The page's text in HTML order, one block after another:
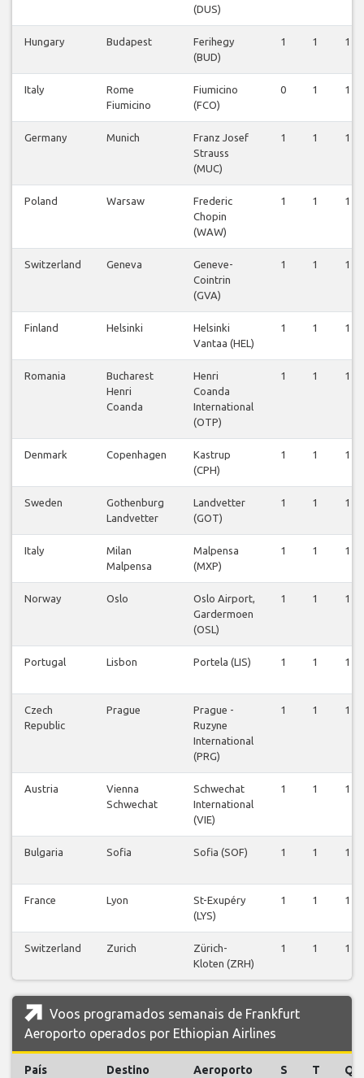
(DUS)
Hungary Budapest
Ferihegy
(BUD)
1 1 1
Italy
Rome
Fiumicino
Fiumicino
(FCO)
0 1 1
Germany Munich
Franz Josef
Strauss
(MUC)
1 1 1
Poland Warsaw
Frederic
Chopin
(WAW)
1 1 1
Switzerland Geneva
Geneve-
Cointrin
(GVA)
1 1 1
Finland Helsinki
Helsinki
Vantaa (HEL)
1 1 1
Romania
Bucharest
Henri
Coanda
Henri
Coanda
International
(OTP)
1 1 1
Denmark Copenhagen
Kastrup
(CPH)
1 1 1
Sweden
Gothenburg
Landvetter
Landvetter
(GOT)
1 1 1
Italy
Milan
Malpensa
Malpensa
(MXP)
1 1 1
Norway Oslo
Oslo Airport,
Gardermoen
(OSL)
1 1 1
Portugal Lisbon Portela (LIS) 1 1 1
Czech
Republic
Prague
Prague -
Ruzyne
International
(PRG)
1 1 1
Austria
Vienna
Schwechat
Schwechat
International
(VIE)
1 1 1
Bulgaria Sofia Sofia (SOF) 1 1 1
France Lyon
St-Exupéry
(LYS)
1 1 1
Switzerland Zurich
Zürich-
Kloten (ZRH)
1 1 1
Voos programados semanais de Frankfurt
Aeroporto operados por Ethiopian Airlines
País Destino Aeroporto S T Q